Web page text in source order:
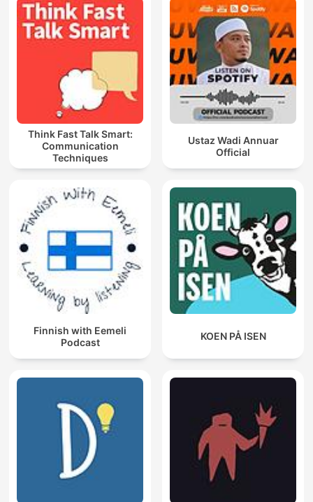
Think Fast Talk Smart:
Communication
Techniques
Ustaz Wadi Annuar
Official
Finnish with Eemeli
Podcast
KOEN PÅ ISEN